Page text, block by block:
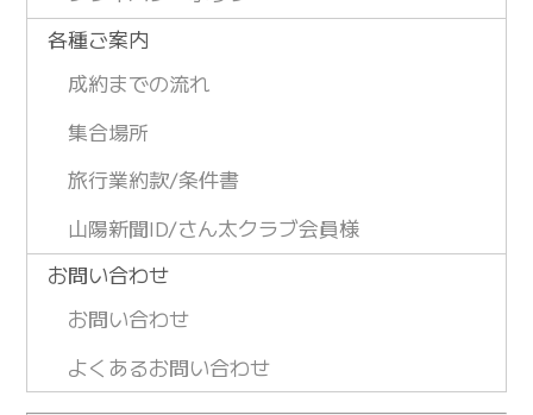
各種ご案内
成約までの流れ
集合場所
旅行業約款/条件書
山陽新聞ID/さん太クラブ会員様
お問い合わせ
お問い合わせ
よくあるお問い合わせ